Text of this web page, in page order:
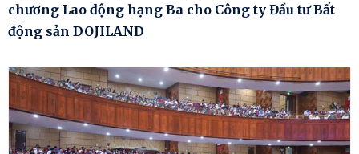
chương Lao động hạng Ba cho Công ty Đầu tư Bất
động sản DOJILAND